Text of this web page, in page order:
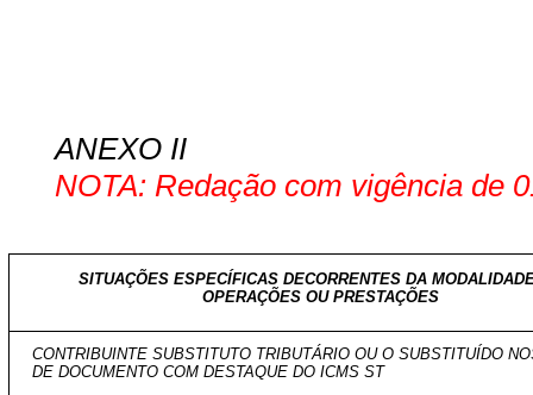
ANEXO II
NOTA: Redação com vigência de
SITUAÇÕES ESPECÍFICAS DECORRENTES DA
OPERAÇÕES OU PRESTAÇÕES
CONTRIBUINTE SUBSTITUTO TRIBUTÁRIO OU O SUBSTITUÍDO
DE DOCUMENTO COM DESTAQUE DO ICMS ST